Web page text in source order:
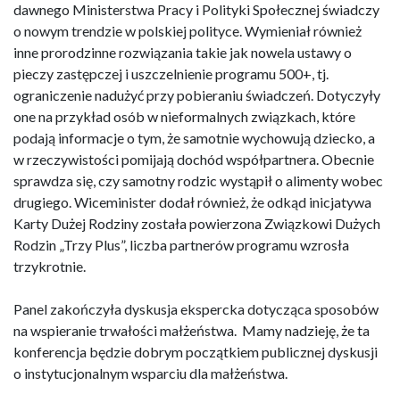
dawnego Ministerstwa Pracy i Polityki Społecznej świadczy
o nowym trendzie w polskiej polityce. Wymieniał również
inne prorodzinne rozwiązania takie jak nowela ustawy o
pieczy zastępczej i uszczelnienie programu 500+, tj.
ograniczenie nadużyć przy pobieraniu świadczeń. Dotyczyły
one na przykład osób w nieformalnych związkach, które
podają informacje o tym, że samotnie wychowują dziecko, a
w rzeczywistości pomijają dochód współpartnera. Obecnie
sprawdza się, czy samotny rodzic wystąpił o alimenty wobec
drugiego. Wiceminister dodał również, że odkąd inicjatywa
Karty Dużej Rodziny została powierzona Związkowi Dużych
Rodzin „Trzy Plus”, liczba partnerów programu wzrosła
trzykrotnie.
Panel zakończyła dyskusja ekspercka dotycząca sposobów
na wspieranie trwałości małżeństwa. Mamy nadzieję, że ta
konferencja będzie dobrym początkiem publicznej dyskusji
o instytucjonalnym wsparciu dla małżeństwa.